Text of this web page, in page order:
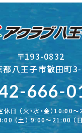
〒193-0832
都八王子市散田町
666-
休日 （火・水・金）10:00
（土） 9:00〜21:00 （